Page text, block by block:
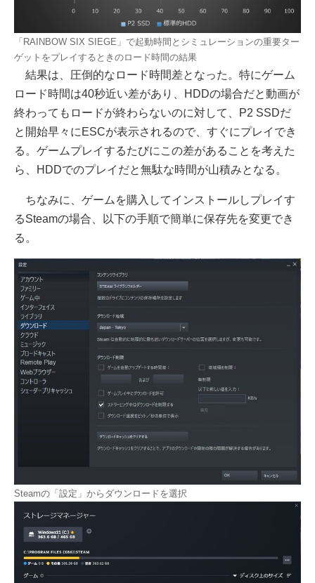
「RAINBOW SIX SIEGE」で起動時間とシミュレーションの重要ター
ゲットをプレイするときのロード時間の結果
結果は、圧倒的なロード時間差となった。特にゲーム
ロード時間は40秒近い差があり、HDDの場合だと動画が
終わってもロードが終わらないのに対して、P2 SSDだ
と開始早々にESCが表示されるので、すぐにプレイでき
る。ゲームプレイするたびにこの差があることを考えた
ら、HDDでのプレイだと無駄な時間が山積みとなる。
ちなみに、ゲームを購入してインストールしプレイす
るSteamの場合、以下の手順で簡単に保存先を変更でき
る。
Steamの「設定」からダウンロードを選択